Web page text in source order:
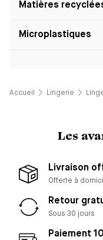
Matières
Microplastiques
Accueil Lingerie
Les
Livraison
Offerte à
Retour
Sous 30 jours
Paiement